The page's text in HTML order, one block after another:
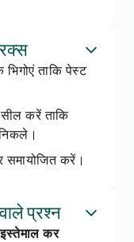
ताकि पेस्ट
करें ताकि
समायोजित करें।
प्रश्न
कर